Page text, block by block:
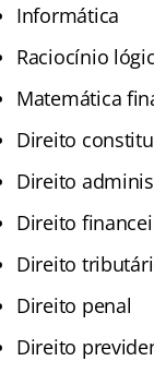
Informática
Raciocínio
Matemática
Direito
Direito
Direito
Direito
Direito penal
Direito